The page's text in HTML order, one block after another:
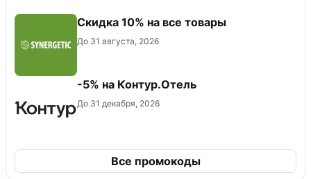
Скидка 10% на все товары
До 31 августа, 2026
-5% на Контур.Отель
До 31 декабря, 2026
Все промокоды